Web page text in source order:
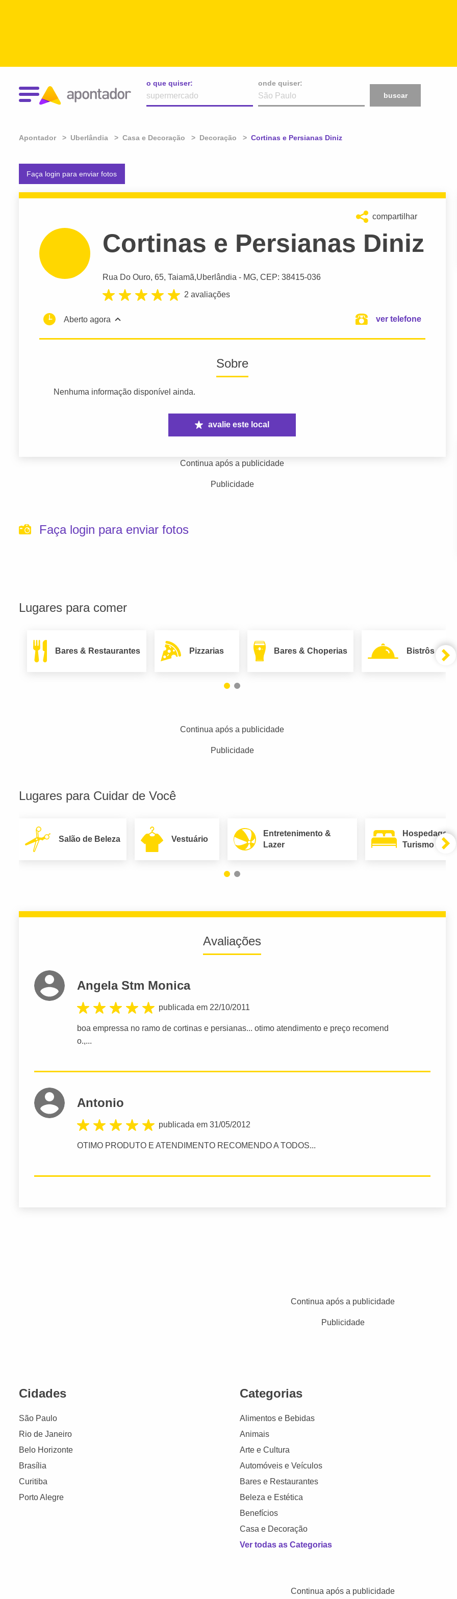
o que quiser:
onde quiser:
buscar
Apontador Uberlândia Casa e Decoração Decoração Atual:
Cortinas e Persianas Diniz
Faça login para enviar fotos
compartilhar
Cortinas e Persianas Diniz
Rua Do Ouro, 65, Taiamã,Uberlândia - MG, CEP: 38415-036
2 avaliações
Aberto agora ver telefone
Sobre
Nenhuma informação disponível ainda.
avalie este local
Continua após a publicidade
Publicidade
Faça login para enviar fotos
Lugares para comer
Bares & Restaurantes Pizzarias Bares & Choperias Bistrôs
Continua após a publicidade
Publicidade
Lugares para Cuidar de Você
Salão de Beleza Vestuário
Entretenimento &
Lazer
Hospedagem
Turismo
Avaliações
Angela Stm Monica
publicada em 22/10/2011
boa empressa no ramo de cortinas e persianas... otimo atendimento e preço recomend
o.,...
Antonio
publicada em 31/05/2012
OTIMO PRODUTO E ATENDIMENTO RECOMENDO A TODOS...
Continua após a publicidade
Publicidade
Cidades
São Paulo
Rio de Janeiro
Belo Horizonte
Brasília
Curitiba
Porto Alegre
Categorias
Alimentos e Bebidas
Animais
Arte e Cultura
Automóveis e Veículos
Bares e Restaurantes
Beleza e Estética
Benefícios
Casa e Decoração
Ver todas as Categorias
Continua após a publicidade